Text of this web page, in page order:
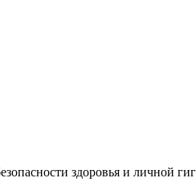
здоровья и личной